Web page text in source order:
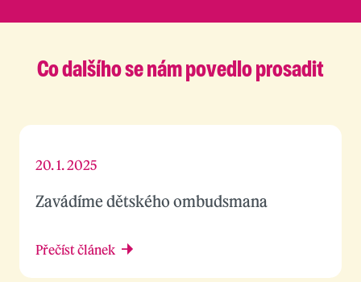
Co dalšího se námpovedlo prosadit
Zavádíme dětského ombudsmana
20. 1. 2025
Přečíst článek